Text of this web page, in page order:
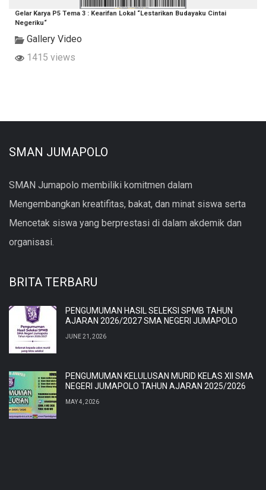
Gelar Karya P5 Tema 3 : Kearifan Lokal “Lestarikan Budayaku Cintai
Negeriku“
Gallery Video
1415 views
SMAN JUMAPOLO
SMAN Jumapolo membiliki komitmen dalam
Mengembangkan kreatifitas, bakat, dan minat siswa serta
Mencetak siswa yang berprestasi di dalam akdemik dan
organisasi.
BRITA TERBARU
PENGUMUMAN HASIL SELEKSI SPMB TAHUN
AJARAN 2026/2027 SMA NEGERI JUMAPOLO
JUNE 21, 2026
PENGUMUMAN KELULUSAN MURID KELAS XII SMA
NEGERI JUMAPOLO TAHUN AJARAN 2025/2026
MAY 4, 2026